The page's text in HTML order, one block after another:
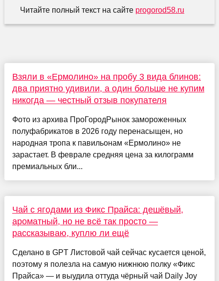
Читайте полный текст на сайте progorod58.ru
Взяли в «Ермолино» на пробу 3 вида блинов:
два приятно удивили, а один больше не купим
никогда — честный отзыв покупателя
Фото из архива ПроГородРынок замороженных
полуфабрикатов в 2026 году перенасыщен, но
народная тропа к павильонам «Ермолино» не
зарастает. В феврале средняя цена за килограмм
премиальных бли...
Чай с ягодами из Фикс Прайса: дешёвый,
ароматный, но не всё так просто —
рассказываю, куплю ли ещё
Сделано в GPT Листовой чай сейчас кусается ценой,
поэтому я полезла на самую нижнюю полку «Фикс
Прайса» — и выудила оттуда чёрный чай Daily Joy